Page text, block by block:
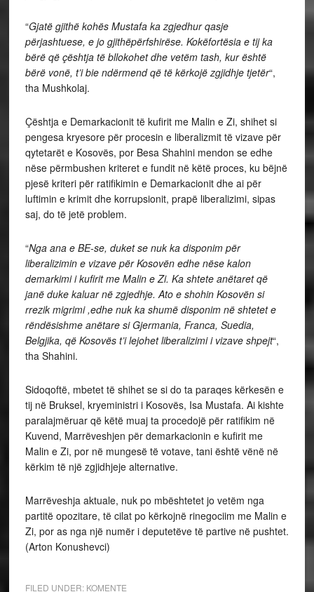
“Gjatë gjithë kohës Mustafa ka zgjedhur qasje
përjashtuese, e jo gjithëpërfshirëse. Kokëfortësia e tij ka
bërë që çështja të bllokohet dhe vetëm tash, kur është
bërë vonë, t’i bie ndërmend që të kërkojë zgjidhje tjetër“,
tha Mushkolaj.
Çështja e Demarkacionit të kufirit me Malin e Zi, shihet si
pengesa kryesore për procesin e liberalizmit të vizave për
qytetarët e Kosovës, por Besa Shahini mendon se edhe
nëse përmbushen kriteret e fundit në këtë proces, ku bëjnë
pjesë kriteri për ratifikimin e Demarkacionit dhe ai për
luftimin e krimit dhe korrupsionit, prapë liberalizimi, sipas
saj, do të jetë problem.
“Nga ana e BE-se, duket se nuk ka disponim për
liberalizimin e vizave për Kosovën edhe nëse kalon
demarkimi i kufirit me Malin e Zi. Ka shtete anëtaret që
janë duke kaluar në zgjedhje. Ato e shohin Kosovën si
rrezik migrimi ,edhe nuk ka shumë disponim në shtetet e
rëndësishme anëtare si Gjermania, Franca, Suedia,
Belgjika, që Kosovës t’i lejohet liberalizimi i vizave shpejt“,
tha Shahini.
Sidoqoftë, mbetet të shihet se si do ta paraqes kërkesën e
tij në Bruksel, kryeministri i Kosovës, Isa Mustafa. Ai kishte
paralajmëruar që këtë muaj ta procedojë për ratifikim në
Kuvend, Marrëveshjen për demarkacionin e kufirit me
Malin e Zi, por në mungesë të votave, tani është vënë në
kërkim të një zgjidhjeje alternative.
Marrëveshja aktuale, nuk po mbështetet jo vetëm nga
partitë opozitare, të cilat po kërkojnë rinegociim me Malin e
Zi, por as nga një numër i deputetëve të partive në pushtet.
(Arton Konushevci)
FILED UNDER: KOMENTE